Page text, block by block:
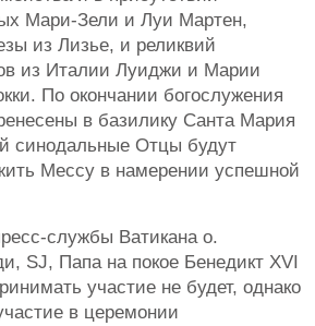
Мари-Зели и Луи Мартен,
из Лизье, и реликвий
из Италии Луиджи и Марии
По окончании богослужения
в базилику Санта Мария
синодальные Отцы будут
Мессу в намерении успешной
службы Ватикана о.
SJ, Папа на покое Бенедикт XVI
участие не будет, однако
в церемонии